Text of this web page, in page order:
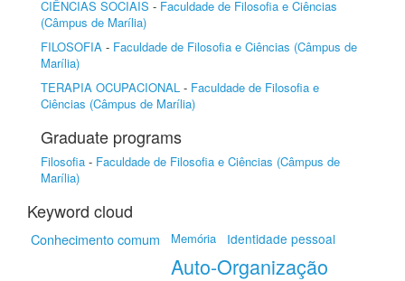
CIÊNCIAS SOCIAIS - Faculdade de Filosofia e Ciências
(Câmpus de Marília)
FILOSOFIA - Faculdade de Filosofia e Ciências (Câmpus de
Marília)
TERAPIA OCUPACIONAL - Faculdade de Filosofia e
Ciências (Câmpus de Marília)
Graduate programs
Filosofia - Faculdade de Filosofia e Ciências (Câmpus de
Marília)
Keyword cloud
Conhecimento comum Memória Identidade pessoal
Auto-Organização